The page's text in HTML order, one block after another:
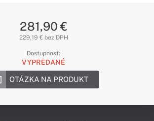
281,90 €
229,19 € bez DPH
Dostupnosť:
VYPREDANÉ
OTÁZKA NA PRODUKT